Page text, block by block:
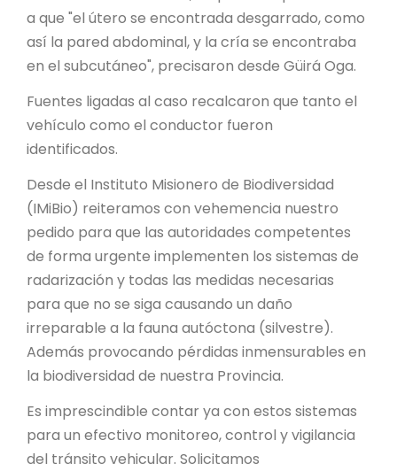
a que "el útero se encontrada desgarrado, como
así la pared abdominal, y la cría se encontraba
en el subcutáneo", precisaron desde Güirá Oga.
Fuentes ligadas al caso recalcaron que tanto el
vehículo como el conductor fueron
identificados.
Desde el Instituto Misionero de Biodiversidad
(IMiBio) reiteramos con vehemencia nuestro
pedido para que las autoridades competentes
de forma urgente implementen los sistemas de
radarización y todas las medidas necesarias
para que no se siga causando un daño
irreparable a la fauna autóctona (silvestre).
Además provocando pérdidas inmensurables en
la biodiversidad de nuestra Provincia.
Es imprescindible contar ya con estos sistemas
para un efectivo monitoreo, control y vigilancia
del tránsito vehicular. Solicitamos